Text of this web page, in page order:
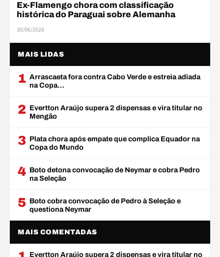
COPA DO MUNDO
Ex-Flamengo chora com classificação
histórica do Paraguai sobre Alemanha
30/06/2026
MAIS LIDAS
1 Arrascaeta fora contra Cabo Verde e estreia adiada
na Copa…
2 Evertton Araújo supera 2 dispensas e vira titular no
Mengão
3 Plata chora após empate que complica Equador na
Copa do Mundo
4 Boto detona convocação de Neymar e cobra Pedro
na Seleção
5 Boto cobra convocação de Pedro à Seleção e
questiona Neymar
MAIS COMENTADAS
Evertton Araújo supera 2 dispensas e vira titular no